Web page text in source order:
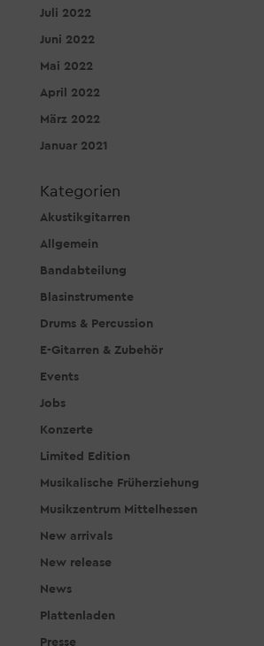
Juli 2022
Juni 2022
Mai 2022
April 2022
März 2022
Januar 2021
Kategorien
Akustikgitarren
Allgemein
Bandabteilung
Blasinstrumente
Drums & Percussion
E-Gitarren & Zubehör
Events
Jobs
Konzerte
Limited Edition
Musikalische Früherziehung
Musikzentrum Mittelhessen
New arrivals
New release
News
Plattenladen
Presse